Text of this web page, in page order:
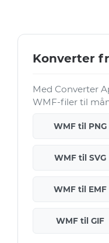
Konverter
Med Converter
WMF-filer til
WMF til PNG
WMF til SVG
WMF til EMF
WMF til GIF